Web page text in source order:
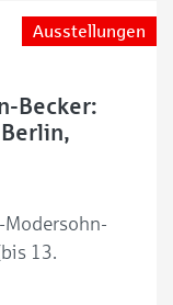
Ausstellungen
Becker:
Modersohn-
13.